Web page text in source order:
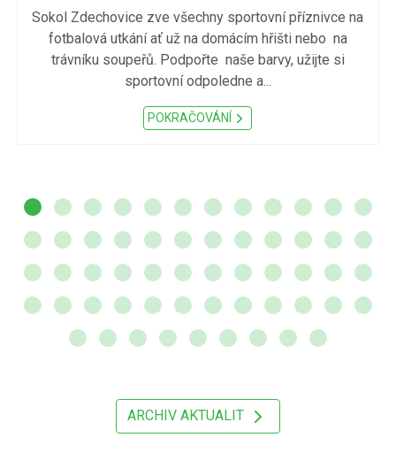
Sokol Zdechovice zve všechny sportovní příznivce na
fotbalová utkání ať už na domácím hřišti nebo na
trávníku soupeřů. Podpořte naše barvy, užijte si
sportovní odpoledne a...
POKRAČOVÁNÍ
ARCHIV AKTUALIT